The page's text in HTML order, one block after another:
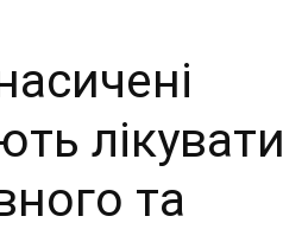
лікувати
та